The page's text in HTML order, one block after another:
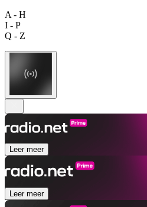
A - H
I - P
Q - Z
Leer meer
Leer meer